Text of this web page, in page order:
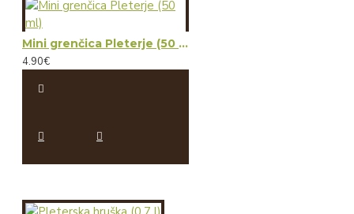
Mini grenčica Pleterje (50 ml)
4.90€